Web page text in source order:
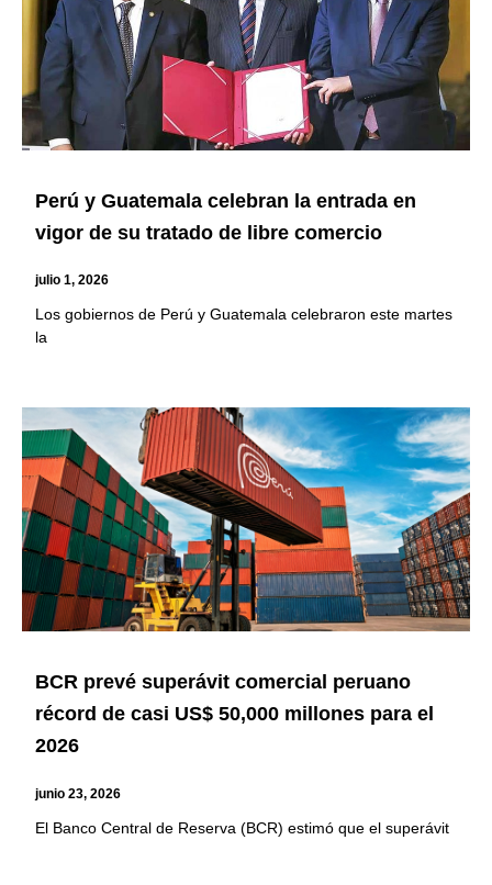
Perú y Guatemala celebran la entrada en
vigor de su tratado de libre comercio
julio 1, 2026
Los gobiernos de Perú y Guatemala celebraron este martes
la
BCR prevé superávit comercial peruano
récord de casi US$ 50,000 millones para el
2026
junio 23, 2026
El Banco Central de Reserva (BCR) estimó que el superávit